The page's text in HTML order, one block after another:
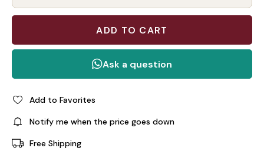
Add to Favorites
Notify me when the price goes down
Free Shipping